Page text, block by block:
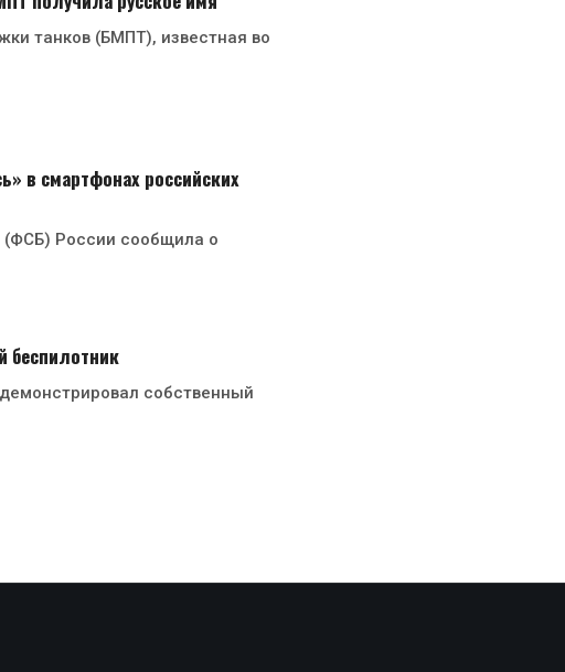
танков (БМПТ), известная во
в смартфонах российских
(ФСБ) России сообщила о
беспилотник
собственный